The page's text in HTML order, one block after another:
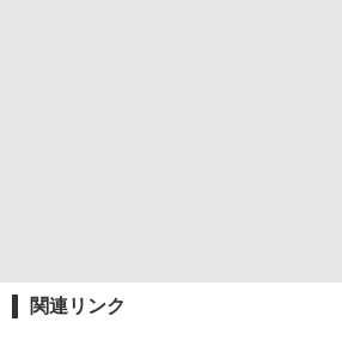
関連リンク